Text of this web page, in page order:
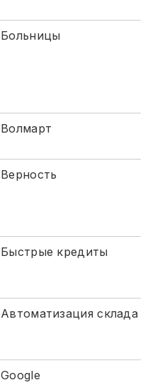
Больницы
Волмарт
Верность
Быстрые кредиты
Автоматизация склада
Google